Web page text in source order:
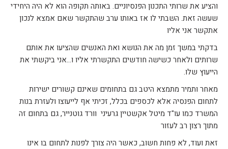
והציע את שרותי התכנון הפנסיוניים. באותה תקופה הוא לא היה היחידי
שעשה זאת. השבתי לו אז באותו ערב שהתקשר שאם אמצא לנכון
אתקשר אני אליו
בדקתי במשך זמן מה את הנושא ואת האנשים שהציעו את אותם
שרותים ולאחר כשישה חודשים התקשרתי אליו ו…אני ביקשתי את
הייעוץ שלו.
מאחר ותמיר מתמצא היטב גם בתחומים שאינם קשורים ישירות
לתחום הפנסיה אלא לכספים בכלל, זכיתי אף לייעוצו ולעזרת בנות
המשרד כמו עו"ד מיטל אקשטיין גרעיני וורד גוטנייר, גם בתחום זה
מתוך רצון רב לעזור
זאת ועוד, לא פחות חשוב, כאשר היה צורך לפנות לתחום בו אינו